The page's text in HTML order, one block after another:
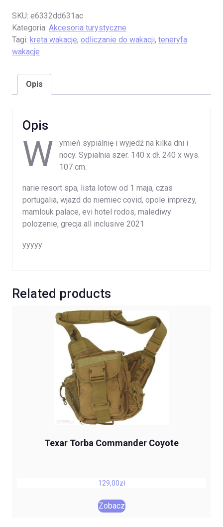
SKU: e6332dd631ac
Kategoria: Akcesoria turystyczne
Tagi: kreta wakacje, odliczanie do wakacji, teneryfa
wakacje
Opis
Opis
W
ymień sypialnię i wyjedź na kilka dni i
nocy. Sypialnia szer. 140 x dł. 240 x wys.
107 cm.
narie resort spa, lista lotow od 1 maja, czas
portugalia, wjazd do niemiec covid, opole imprezy,
mamlouk palace, evi hotel rodos, malediwy
polozenie, grecja all inclusive 2021
yyyyy
Related products
Texar Torba Commander Coyote
129,00zł
Zobacz